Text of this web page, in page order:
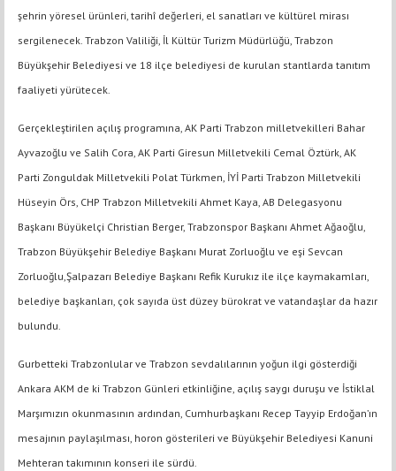
şehrin yöresel ürünleri, tarihî değerleri, el sanatları ve kültürel mirası
sergilenecek. Trabzon Valiliği, İl Kültür Turizm Müdürlüğü, Trabzon
Büyükşehir Belediyesi ve 18 ilçe belediyesi de kurulan stantlarda tanıtım
faaliyeti yürütecek.
Gerçekleştirilen açılış programına, AK Parti Trabzon milletvekilleri Bahar
Ayvazoğlu ve Salih Cora, AK Parti Giresun Milletvekili Cemal Öztürk, AK
Parti Zonguldak Milletvekili Polat Türkmen, İYİ Parti Trabzon Milletvekili
Hüseyin Örs, CHP Trabzon Milletvekili Ahmet Kaya, AB Delegasyonu
Başkanı Büyükelçi Christian Berger, Trabzonspor Başkanı Ahmet Ağaoğlu,
Trabzon Büyükşehir Belediye Başkanı Murat Zorluoğlu ve eşi Sevcan
Zorluoğlu,Şalpazarı Belediye Başkanı Refik Kurukız ile ilçe kaymakamları,
belediye başkanları, çok sayıda üst düzey bürokrat ve vatandaşlar da hazır
bulundu.
Gurbetteki Trabzonlular ve Trabzon sevdalılarının yoğun ilgi gösterdiği
Ankara AKM de ki Trabzon Günleri etkinliğine, açılış saygı duruşu ve İstiklal
Marşımızın okunmasının ardından, Cumhurbaşkanı Recep Tayyip Erdoğan’ın
mesajının paylaşılması, horon gösterileri ve Büyükşehir Belediyesi Kanuni
Mehteran takımının konseri ile sürdü.